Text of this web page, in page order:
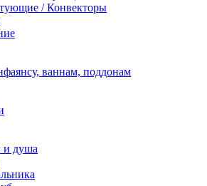
/ Конвекторы
ваннам, поддонам
и душа